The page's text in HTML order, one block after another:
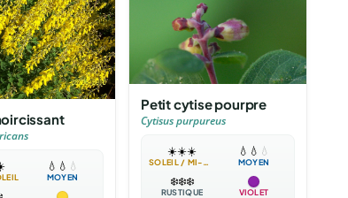
💧 💧 💧
MOYEN
Petit cytise pourpre
Cytisus purpureus
☀️☀️☀️
SOLEIL / MI-OMBRE
💧 💧 💧
MOYEN
❄️❄️❄️
RUSTIQUE VIOLET